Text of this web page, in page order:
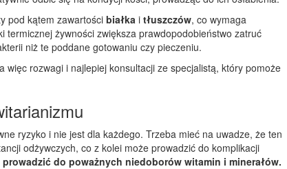
pod kątem zawartości białka i tłuszczów, co wymaga
termicznej żywności zwiększa prawdopodobieństwo zatruć
niż te poddane gotowaniu czy pieczeniu.
rozwagi i najlepiej konsultacji ze specjalistą, który pomoże
ryzyko i nie jest dla każdego. Trzeba mieć na uwadze, że ten
odżywczych, co z kolei może prowadzić do komplikacji
do poważnych niedoborów witamin i minerałów.